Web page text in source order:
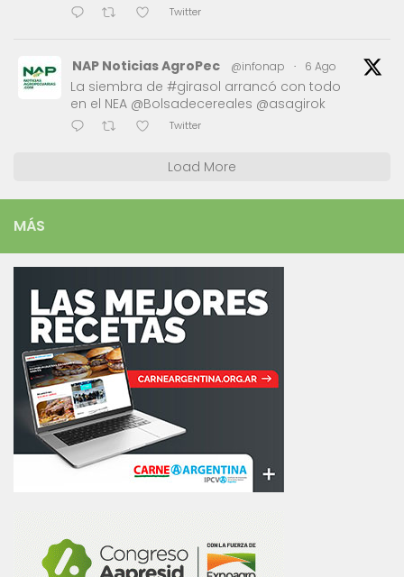
Twitter
NAP Noticias AgroPec @infonap · 6 Ago
La siembra de #girasol arrancó con todo
en el NEA @Bolsadecereales @asagirok
Twitter
Load More
MÁS